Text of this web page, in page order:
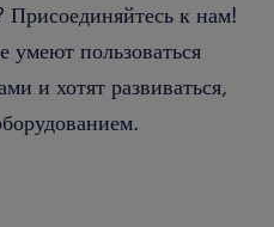
к нам!
пользоваться
и хотят развиваться,